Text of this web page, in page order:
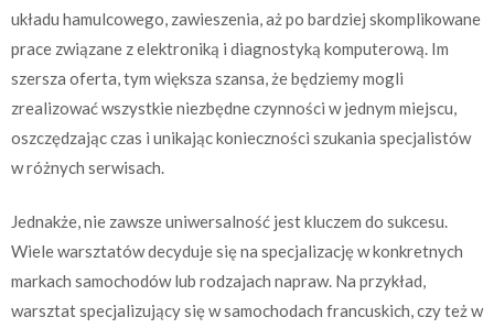
układu hamulcowego, zawieszenia, aż po bardziej skomplikowane
prace związane z elektroniką i diagnostyką komputerową. Im
szersza oferta, tym większa szansa, że będziemy mogli
zrealizować wszystkie niezbędne czynności w jednym miejscu,
oszczędzając czas i unikając konieczności szukania specjalistów
w różnych serwisach.
Jednakże, nie zawsze uniwersalność jest kluczem do sukcesu.
Wiele warsztatów decyduje się na specjalizację w konkretnych
markach samochodów lub rodzajach napraw. Na przykład,
warsztat specjalizujący się w samochodach francuskich, czy też w